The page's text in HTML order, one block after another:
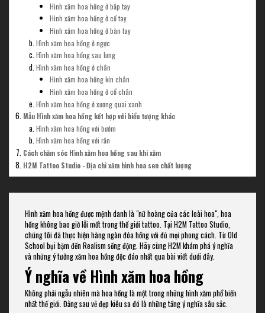
Hình xăm hoa hồng ở bắp tay
Hình xăm hoa hồng ở cổ tay
Hình xăm hoa hồng ở bàn tay
Hình xăm hoa hồng ở ngực
Hình xăm hoa hồng sau lưng
Hình xăm hoa hồng ở chân
Hình xăm hoa hồng kín chân
Hình xăm hoa hồng ở cổ chân
Hình xăm hoa hồng ở xương quai xanh
Mẫu Hình xăm hoa hồng kết hợp với biểu tượng khác
Hình xăm hoa hồng với bướm
Hình xăm hoa hồng với rắn
Cách chăm sóc Hình xăm hoa hồng sau khi xăm
H2M Tattoo Studio - Địa chỉ xăm hình hoa sen chất lượng
Hình xăm hoa hồng được mệnh danh là "nữ hoàng của các loài hoa", hoa
hồng không bao giờ lỗi mốt trong thế giới tattoo. Tại H2M Tattoo Studio,
chúng tôi đã thực hiện hàng ngàn đóa hồng với đủ mọi phong cách. Từ Old
School bụi bặm đến Realism sống động. Hãy cùng H2M khám phá ý nghĩa
và những ý tưởng xăm hoa hồng độc đáo nhất qua bài viết dưới đây.
Ý nghĩa về Hình xăm hoa hồng
Không phải ngẫu nhiên mà hoa hồng là một trong những hình xăm phổ biến
nhất thế giới. Đằng sau vẻ đẹp kiêu sa đó là những tầng ý nghĩa sâu sắc.